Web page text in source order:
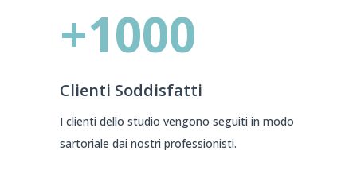
+1000
Clienti Soddisfatti
I clienti dello studio vengono seguiti in modo
sartoriale dai nostri professionisti.